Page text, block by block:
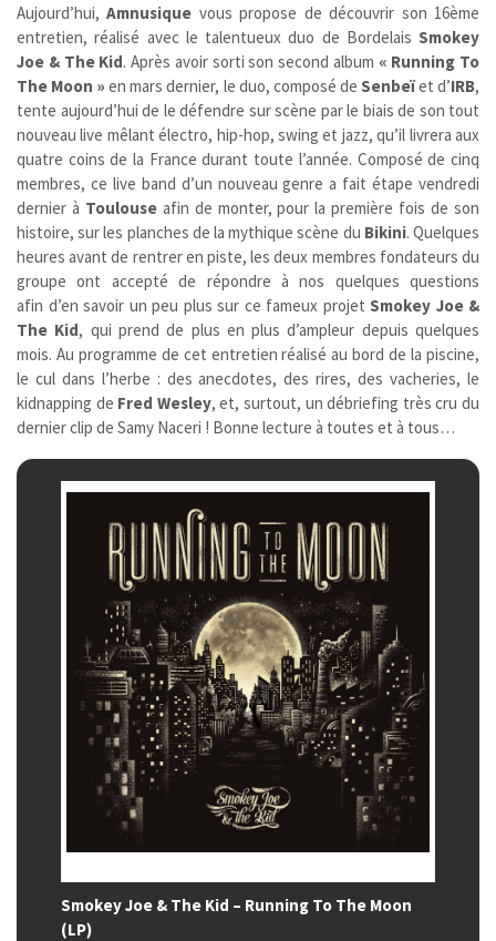
Aujourd’hui,Amnusique vous propose de découvrir son 16ème
entretien, réalisé avec le talentueux duo de Bordelais Smokey
Joe & The Kid. Après avoir sorti son second album « Running To
The Moon » en mars dernier, le duo, composé de Senbeïet d’IRB,
tente aujourd’hui de le défendre sur scène par le biais de son tout
nouveau live mêlant électro, hip-hop, swing et jazz, qu’il livrera aux
quatre coins de la France durant toute l’année. Composé de cinq
membres, ce live band d’un nouveau genre a fait étape vendredi
dernier à Toulouseafin de monter, pour la première fois de son
histoire, sur les planches de la mythique scène du Bikini. Quelques
heures avant de rentrer en piste, les deux membres fondateurs du
groupe ont accepté de répondre à nos quelques questions
afin d’en savoir un peu plus sur ce fameux projet Smokey Joe &
The Kid, qui prend de plus en plus d’ampleur depuis quelques
mois. Au programme de cet entretien réalisé au bord de la piscine,
le cul dans l’herbe : des anecdotes, des rires, des vacheries, le
kidnapping de Fred Wesley, et, surtout, un débriefing très cru du
dernier clip de Samy Naceri ! Bonne lecture à toutes et à tous…
Smokey Joe & The Kid – Running To The Moon
(LP)